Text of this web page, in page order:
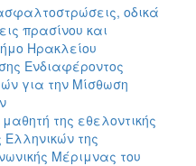
οδικά
πρασίνου και
Ηρακλείου
Ενδιαφέροντος
για την Μίσθωση
της εθελοντικής
της
Μέριμνας του